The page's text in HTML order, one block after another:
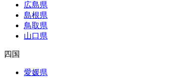
広島県
島根県
鳥取県
山口県
四国
愛媛県